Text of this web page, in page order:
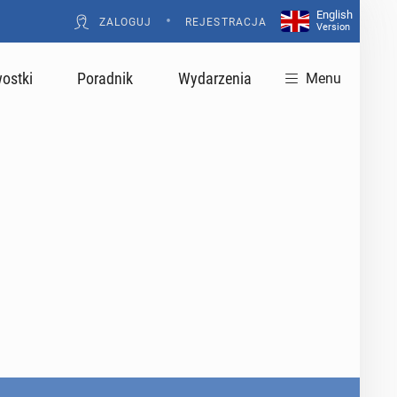
ZALOGUJ • REJESTRACJA
English
Version
Poradnik Wydarzenia Menu